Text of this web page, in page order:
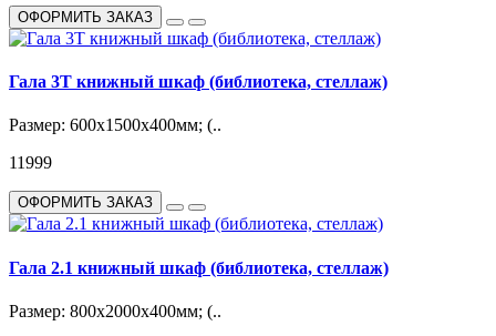
ОФОРМИТЬ ЗАКАЗ
Гала 3Т книжный шкаф (библиотека, стеллаж)
Размер: 600х1500х400мм; (..
11999
ОФОРМИТЬ ЗАКАЗ
Гала 2.1 книжный шкаф (библиотека, стеллаж)
Размер: 800х2000х400мм; (..